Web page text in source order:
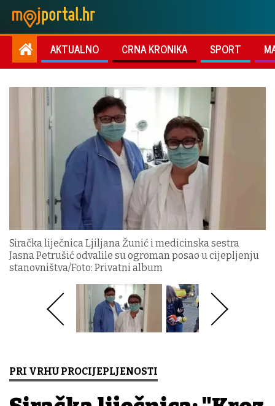
AKTUALNO CRNA KRONIKA SPORT
Siračka liječnica Ljiljana Žunić i medicinska sestra
Jasna Petrušić odvalile su ogroman posao u cijepljenju
stanovništva/Foto: Privatni album
PRI VRHU PROCIJEPLJENOSTI